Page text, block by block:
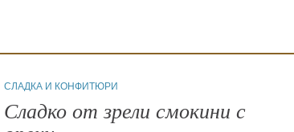
СЛАДКА И КОНФИТЮРИ
Сладко от зрели смокини с